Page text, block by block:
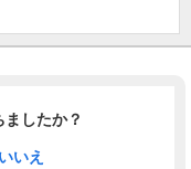
したか？
いいえ